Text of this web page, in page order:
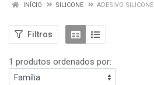
INÍCIO SILICONE ADESIVO SILICONE
Filtros
1 produtos ordenados por: